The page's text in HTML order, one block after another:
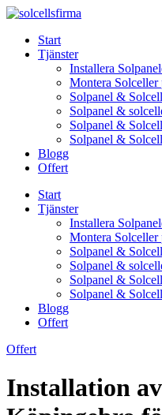
Skip
contentStart
Tjänster
Installera
Montera Solceller
Solpanel &
Solpanel &
Solpanel &
Solpanel &
Blogg
Offert
Start
Tjänster
Installera
Montera Solceller
Solpanel &
Solpanel &
Solpanel &
Solpanel &
Blogg
Offert
Offert
Installation